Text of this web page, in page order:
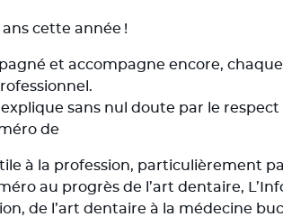
cette année !
et accompagne encore,
sans nul doute par le
de
à la profession, particulièrement
au progrès de l’art dentaire,
de l’art dentaire à la médecine